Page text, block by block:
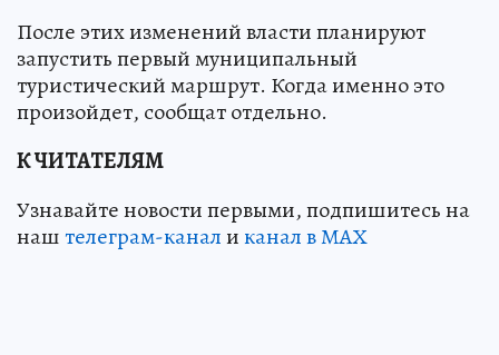
После этих изменений власти планируют
запустить первый муниципальный
туристический маршрут. Когда именно это
произойдет, сообщат отдельно.
К ЧИТАТЕЛЯМ
Узнавайте новости первыми, подпишитесь на
наштелеграм-каналиканал в МАХ